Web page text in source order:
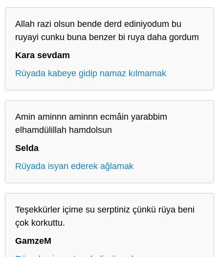
Allah razi olsun bende derd ediniyodum bu
ruyayi cunku buna benzer bi ruya daha gordum
Kara sevdam
Rüyada kabeye gidip namaz kılmamak
Amin aminnn aminnn ecmâin yarabbim
elhamdülillah hamdolsun
Selda
Rüyada isyan ederek ağlamak
Teşekkürler içime su serptiniz çünkü rüya beni
çok korkuttu.
GamzeM